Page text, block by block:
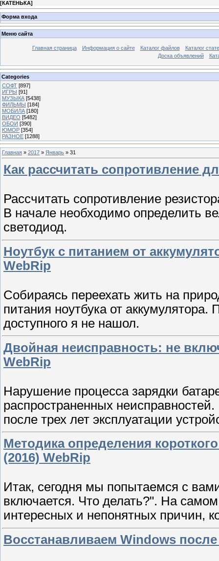
[КАТЕНЬКА]
Форма входа
Меню сайта
Главная страница Информация о сайте Каталог файлов
Каталог
Доска объявлений
Categories
СОФТ [897]
ИГРЫ [91]
МУЗЫКА [5438]
ФИЛЬМЫ [184]
МОБИЛА [180]
ВИДЕО [5482]
ОБОИ [390]
ЮМОР [354]
РАЗНОЕ [1288]
Главная » 2017 » Январь » 31
Как рассчитать сопротивление
Рассчитать сопротивление
В начале необходимо определить
светодиод.
Ноутбук с питанием от
WebRip
Собираясь переехать жить на
питания ноутбука от
доступного я не нашол.
Двойная неисправность: не
WebRip
Нарушение процесса зарядки
распространенных
после трех лет эксплуатации
Методика определения
(2016) WebRip
Итак, сегодня мы попытаемся с
включается. Что делать?". На
интересных и непонятных причин,
Восстанавливаем Windows